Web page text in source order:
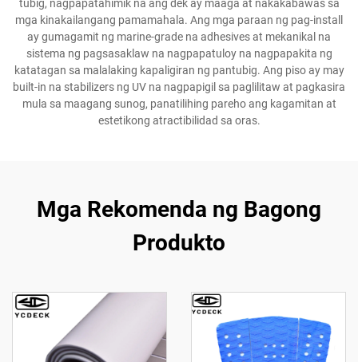
tubig, nagpapatahimik na ang dek ay maaga at nakakabawas sa
mga kinakailangang pamamahala. Ang mga paraan ng pag-install
ay gumagamit ng marine-grade na adhesives at mekanikal na
sistema ng pagsasaklaw na nagpapatuloy na nagpapakita ng
katatagan sa malalaking kapaligiran ng pantubig. Ang piso ay may
built-in na stabilizers ng UV na nagpapigil sa paglilitaw at pagkasira
mula sa maagang sunog, panatilihing pareho ang kagamitan at
estetikong atractibilidad sa oras.
Mga Rekomenda ng Bagong
Produkto